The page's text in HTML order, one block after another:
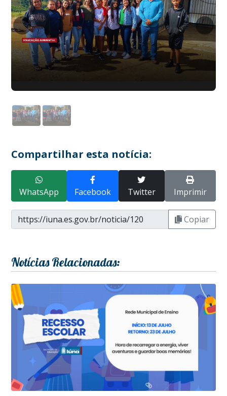
Compartilhar esta notícia:
WhatsApp Facebook Twitter Imprimir
Copiar
Notícias Relacionadas: